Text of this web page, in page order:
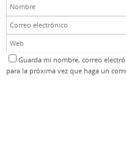
Guarda mi nombre, correo
para la próxima vez que haga un